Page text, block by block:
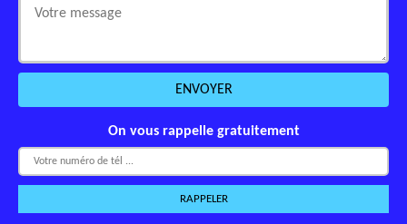
On vous rappelle gratuitement